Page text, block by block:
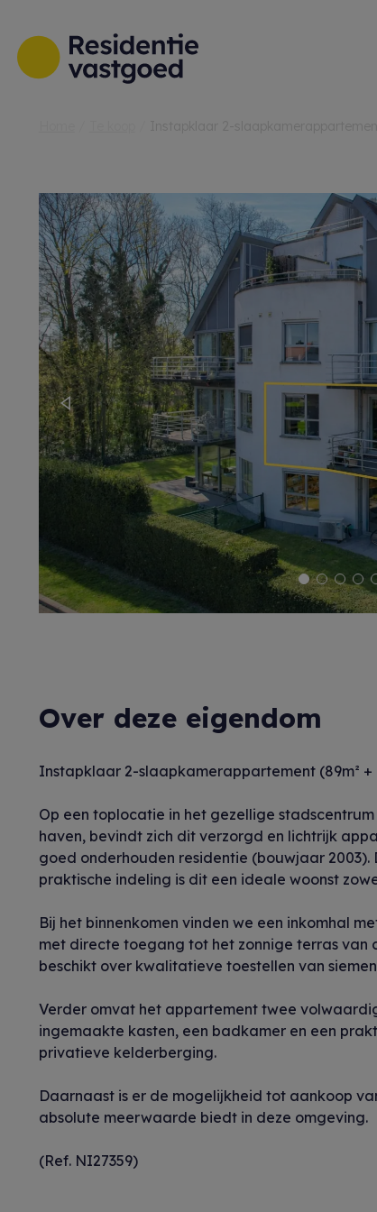
Previous
Over deze eigendom
Instapklaar 2-slaapkamerappartement (89m²
Op een toplocatie in het gezellige
haven, bevindt zich dit verzorgd en lichtrijk
goed onderhouden residentie (bouwjaar 2003).
praktische indeling is dit een ideale woonst
Bij het binnenkomen vinden we een inkomhal
met directe toegang tot het zonnige terras van
beschikt over kwalitatieve toestellen van
Verder omvat het appartement twee
ingemaakte kasten, een badkamer en een
privatieve kelderberging.
Daarnaast is er de mogelijkheid tot aankoop
absolute meerwaarde biedt in deze omgeving.
(Ref. NI27359)